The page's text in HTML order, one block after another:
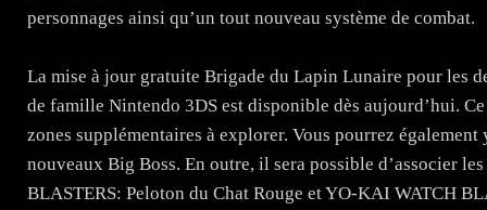
personnages ainsi qu’un tout nouveau système de combat.
La mise à jour gratuite Brigade du Lapin Lunaire pour les
de famille Nintendo 3DS est disponible dès aujourd’hui.
zones supplémentaires à explorer. Vous pourrez
nouveaux Big Boss. En outre, il sera possible d’associer
BLASTERS: Peloton du Chat Rouge et YO-KAI WATCH